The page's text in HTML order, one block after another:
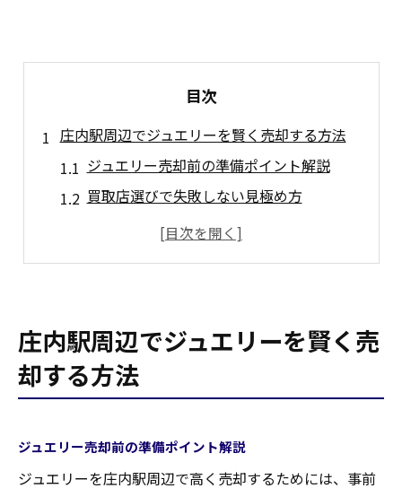
目次
庄内駅周辺でジュエリーを賢く売却する方法
ジュエリー売却前の準備ポイント解説
買取店選びで失敗しない見極め方
ジュエリー査定の流れと注意点の紹介
ジュエリーの状態別に高額査定を狙う方法
買取額アップにつながる査定ポイント解説
複数店舗で査定額を比較するメリット
ジュエリー買取時の交渉術と注意点
庄内駅周辺でジュエリーを賢く売
却する方法
ジュエリー売却前の準備ポイント解説
ジュエリーを庄内駅周辺で高く売却するためには、事前